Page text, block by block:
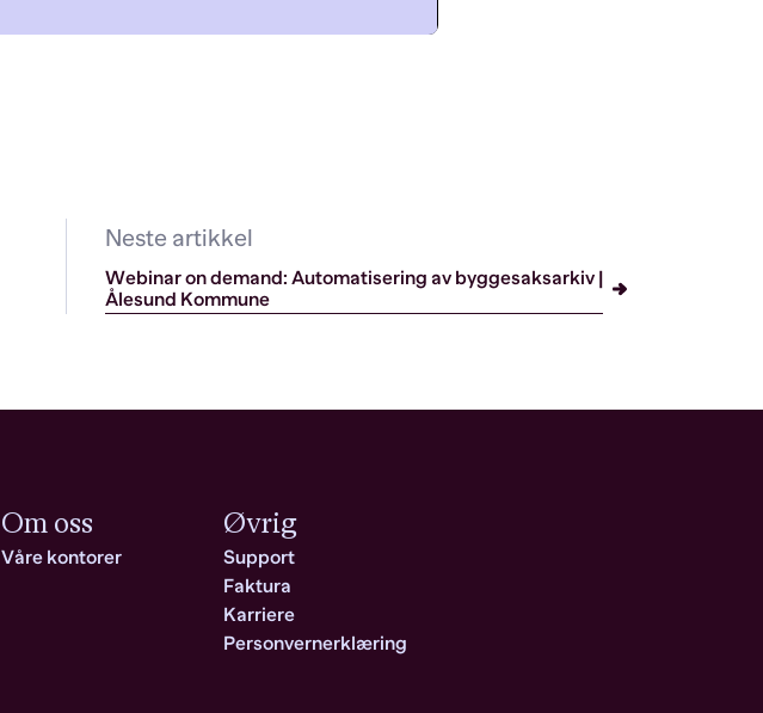
Neste artikkel
Webinar on demand: Automatisering av byggesaksarkiv |
Ålesund Kommune
Om oss
Våre kontorer
Øvrig
Support
Faktura
Karriere
Personvernerklæring